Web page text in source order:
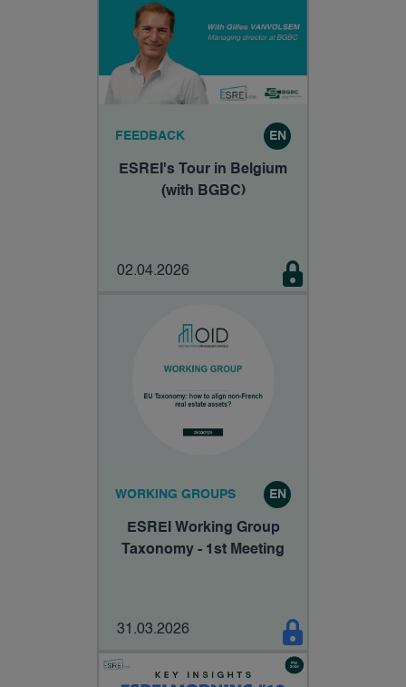
FEEDBACK EN
ESREI's Tour in Belgium
(with BGBC)
02.04.2026
WORKING GROUPS EN
ESREI Working Group
Taxonomy - 1st Meeting
31.03.2026